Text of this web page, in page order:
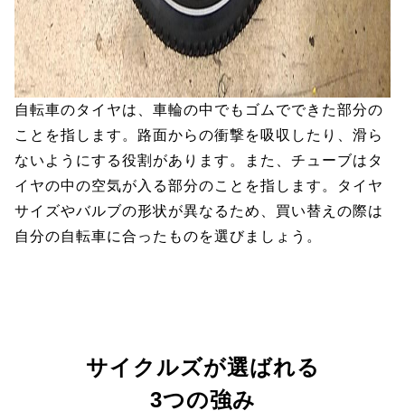
自転車のタイヤは、車輪の中でもゴムでできた部分の
ことを指します。路面からの衝撃を吸収したり、滑ら
ないようにする役割があります。また、チューブはタ
イヤの中の空気が入る部分のことを指します。タイヤ
サイズやバルブの形状が異なるため、買い替えの際は
自分の自転車に合ったものを選びましょう。
サイクルズが選ばれる
3つの強み